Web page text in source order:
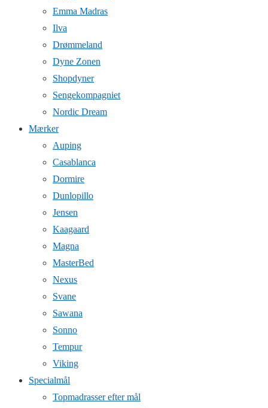
Emma Madras
Ilva
Drømmeland
Dyne Zonen
Shopdyner
Sengekompagniet
Nordic Dream
Mærker
Auping
Casablanca
Dormire
Dunlopillo
Jensen
Kaagaard
Magna
MasterBed
Nexus
Svane
Sawana
Sonno
Tempur
Viking
Specialmål
Topmadrasser efter mål